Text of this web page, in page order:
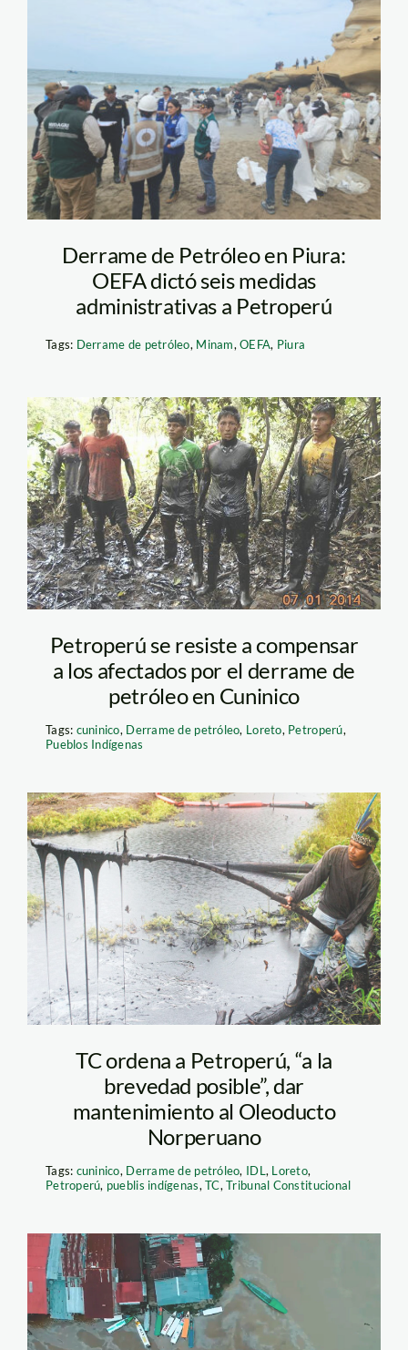
piura—serfor
Derrame de Petróleo en Piura:
OEFA dictó seis medidas
administrativas a Petroperú
Tags: Derrame de petróleo, Minam,OEFA, Piura
derrame cuninico – la
republica
Petroperú se resiste a compensar
a los afectados por el derrame de
petróleo en Cuninico
Tags: cuninico, Derrame de petróleo, Loreto, Petroperú,
Pueblos Indígenas
derrame-cuninico—idl
—alex-kornhuber
TC ordena a Petroperú, “a la
brevedad posible”, dar
mantenimiento al Oleoducto
Norperuano
Tags: cuninico, Derrame de petróleo, IDL, Loreto,
Petroperú, pueblis indígenas,TC,Tribunal Constitucional
derrame-de-petroleo
—municipalidad-de-